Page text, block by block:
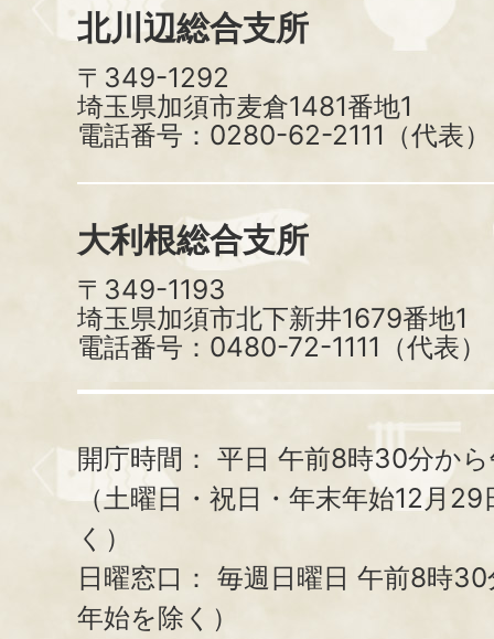
北川辺総合支所
〒349-1292
埼玉県加須市麦倉1481番地1
電話番号：0280-62-2111（代表）
大利根総合支所
〒349-1193
埼玉県加須市北下新井1679番地1
電話番号：0480-72-1111（代表）
開庁時間： 平日 午前8時30分か
（土曜日・祝日・年末年始12月
く）
日曜窓口： 毎週日曜日 午前8時
年始を除く）